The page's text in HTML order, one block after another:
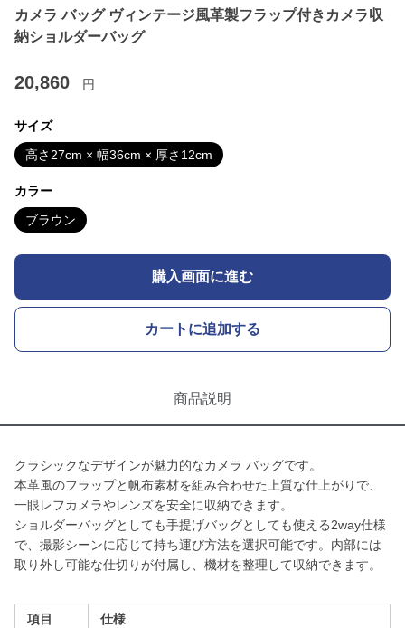
カメラ バッグ ヴィンテージ風革製フラップ付きカメラ収
納ショルダーバッグ
20,860 円
サイズ
高さ27cm × 幅36cm × 厚さ12cm
カラー
ブラウン
購入画面に進む
カートに追加する
商品説明
クラシックなデザインが魅力的なカメラ バッグです。
本革風のフラップと帆布素材を組み合わせた上質な仕上がりで、
一眼レフカメラやレンズを安全に収納できます。
ショルダーバッグとしても手提げバッグとしても使える2way仕様
で、撮影シーンに応じて持ち運び方法を選択可能です。内部には
取り外し可能な仕切りが付属し、機材を整理して収納できます。
項目 仕様